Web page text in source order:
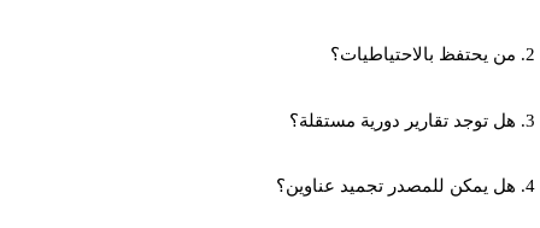
من يحتفظ بالاحتياطيات؟
هل توجد تقارير دورية مستقلة؟
هل يمكن للمصدر تجميد عناوين؟